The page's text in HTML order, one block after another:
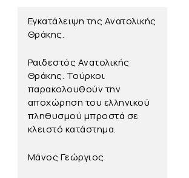
Εγκατάλειψη της Ανατολικής
Θράκης.
Ραιδεστός Ανατολικής
Θράκης. Τούρκοι
παρακολουθούν την
αποχώρηση του ελληνικού
πληθυσμού μπροστά σε
κλειστό κατάστημα.
Μάνος Γεώργιος